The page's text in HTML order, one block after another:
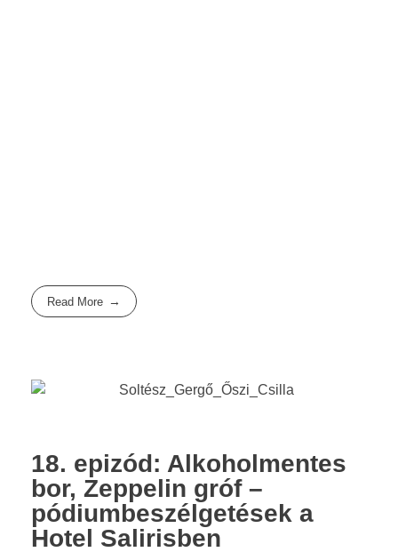
Read More
18. epizód: Alkoholmentes
bor, Zeppelin gróf –
pódiumbeszélgetések a
Hotel Salirisben